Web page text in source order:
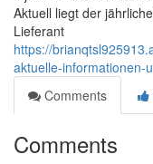
Aktuell liegt der
Lieferant
https://
aktuelle-informationen-
Comments
Comments